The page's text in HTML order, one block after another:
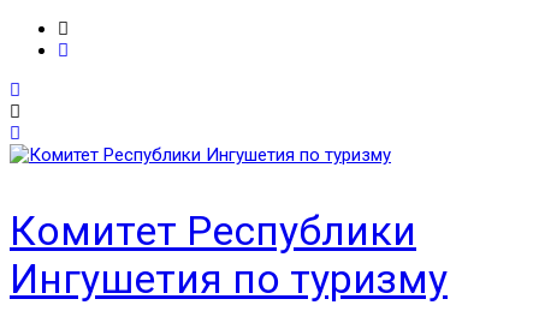
Комитет Республики
Ингушетия по туризму